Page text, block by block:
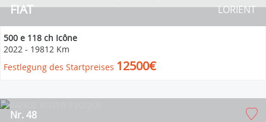
FIAT LORIENT
500 e 118 ch Icône
2022 - 19812 Km
Festlegung des Startpreises 12500€
Nr. 48